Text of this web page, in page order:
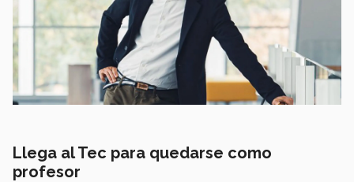
Llega al Tec para quedarse como
profesor